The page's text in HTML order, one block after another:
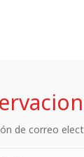
de correo